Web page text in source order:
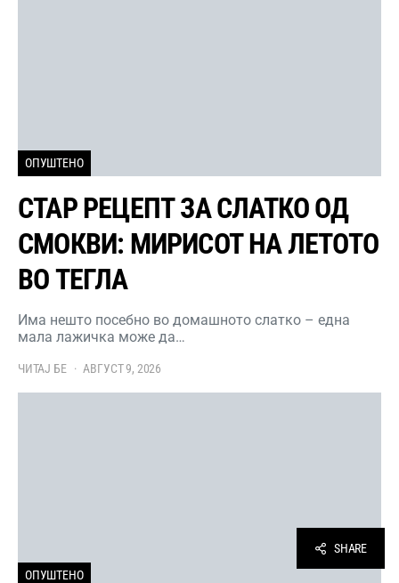
ОПУШТЕНО
СТАР РЕЦЕПТ ЗА СЛАТКО ОД
СМОКВИ: МИРИСОТ НА ЛЕТОТО
ВО ТЕГЛА
Има нешто посебно во домашното слатко – една
мала лажичка може да…
ЧИТАЈ БЕ АВГУСТ 9, 2026
ОПУШТЕНО
SHARE